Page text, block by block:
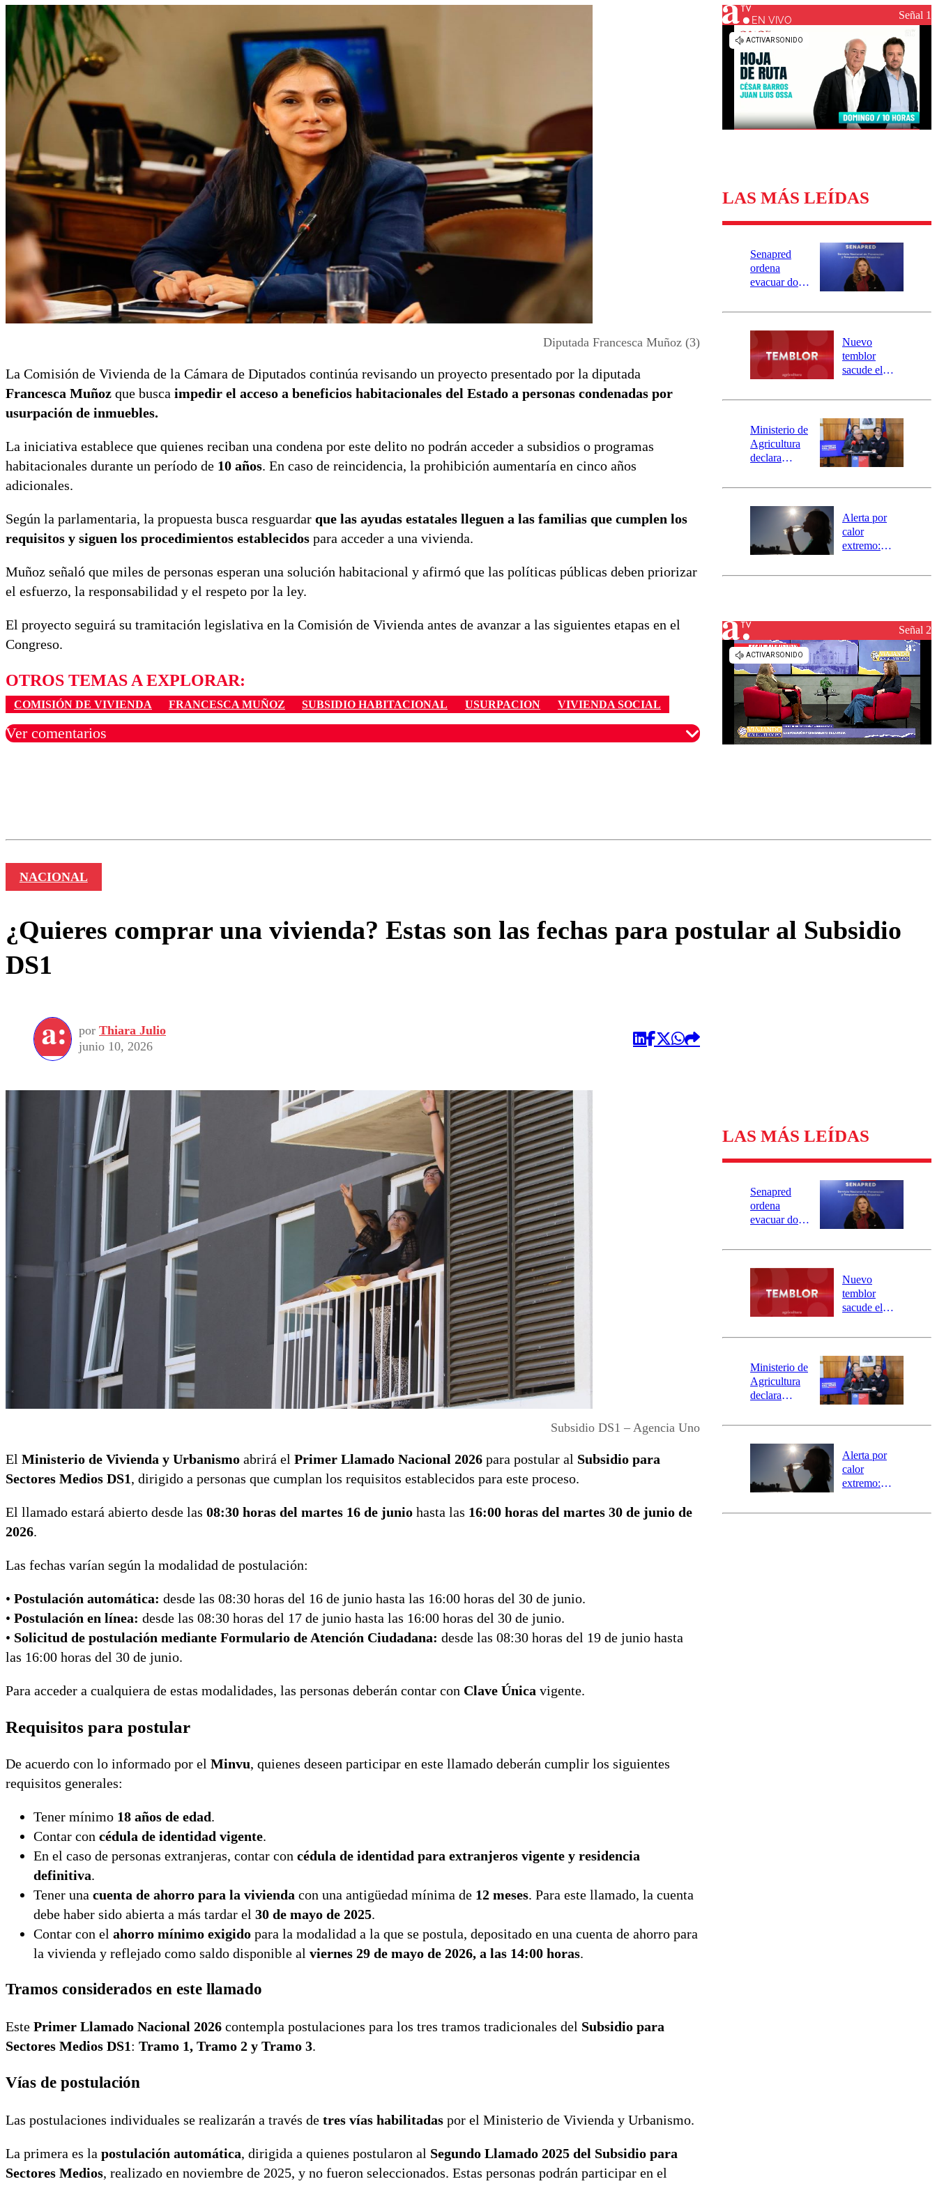
Universidad de Chile
Sustentabilidad
Diputada Francesca Muñoz (3)
La Comisión de Vivienda de la Cámara de Diputados continúa revisando un proyecto presentado por la diputada
Francesca Muñoz que busca impedir el acceso a beneficios habitacionales del Estado a personas condenadas por
usurpación de inmuebles.
La iniciativa establece que quienes reciban una condena por este delito no podrán acceder a subsidios o programas
habitacionales durante un período de 10 años. En caso de reincidencia, la prohibición aumentaría en cinco años
adicionales.
Según la parlamentaria, la propuesta busca resguardar que las ayudas estatales lleguen a las familias que cumplen los
requisitos y siguen los procedimientos establecidos para acceder a una vivienda.
Muñoz señaló que miles de personas esperan una solución habitacional y afirmó que las políticas públicas deben priorizar
el esfuerzo, la responsabilidad y el respeto por la ley.
El proyecto seguirá su tramitación legislativa en la Comisión de Vivienda antes de avanzar a las siguientes etapas en el
Congreso.
OTROS TEMAS A EXPLORAR:
COMISIÓN DE VIVIENDA FRANCESCA MUÑOZ SUBSIDIO HABITACIONAL USURPACION VIVIENDA SOCIAL
Ver comentarios
EN VIVO Señal 1
LAS MÁS LEÍDAS
Senapred
ordena
evacuar dos
Carahue por
río Damas:
activa
mensajería
SAE
Nuevo
temblor
sacude el
revisa la
epicentro
Ministerio de
Agricultura
declara
agrícola para
Alerta por
calor
extremo:
activa Alerta
Señal 2
NACIONAL
¿Quieres comprar una vivienda? Estas son las fechas para postular al Subsidio
DS1
por Thiara Julio
junio 10, 2026
Subsidio DS1 – Agencia Uno
El Ministerio de Vivienda y Urbanismo abrirá el Primer Llamado Nacional 2026 para postular al Subsidio para
Sectores Medios DS1, dirigido a personas que cumplan los requisitos establecidos para este proceso.
El llamado estará abierto desde las 08:30 horas del martes 16 de junio hasta las 16:00 horas del martes 30 de junio de
2026.
Las fechas varían según la modalidad de postulación:
• Postulación automática: desde las 08:30 horas del 16 de junio hasta las 16:00 horas del 30 de junio.
• Postulación en línea: desde las 08:30 horas del 17 de junio hasta las 16:00 horas del 30 de junio.
• Solicitud de postulación mediante Formulario de Atención Ciudadana: desde las 08:30 horas del 19 de junio hasta
las 16:00 horas del 30 de junio.
Para acceder a cualquiera de estas modalidades, las personas deberán contar con Clave Única vigente.
Requisitos para postular
De acuerdo con lo informado por el Minvu, quienes deseen participar en este llamado deberán cumplir los siguientes
requisitos generales:
Tener mínimo 18 años de edad.
Contar con cédula de identidad vigente.
En el caso de personas extranjeras, contar con cédula de identidad para extranjeros vigente y residencia
definitiva.
Tener una cuenta de ahorro para la vivienda con una antigüedad mínima de 12 meses. Para este llamado, la cuenta
debe haber sido abierta a más tardar el 30 de mayo de 2025.
Contar con el ahorro mínimo exigido para la modalidad a la que se postula, depositado en una cuenta de ahorro para
la vivienda y reflejado como saldo disponible al viernes 29 de mayo de 2026, a las 14:00 horas.
Tramos considerados en este llamado
Este Primer Llamado Nacional 2026 contempla postulaciones para los tres tramos tradicionales del Subsidio para
Sectores Medios DS1: Tramo 1, Tramo 2 y Tramo 3.
Vías de postulación
Las postulaciones individuales se realizarán a través de tres vías habilitadas por el Ministerio de Vivienda y Urbanismo.
La primera es la postulación automática, dirigida a quienes postularon al Segundo Llamado 2025 del Subsidio para
Sectores Medios, realizado en noviembre de 2025, y no fueron seleccionados. Estas personas podrán participar en el
LAS MÁS LEÍDAS
Senapred
ordena
evacuar dos
Carahue por
río Damas:
activa
mensajería
SAE
Nuevo
temblor
sacude el
revisa la
epicentro
Ministerio de
Agricultura
declara
agrícola para
Alerta por
calor
extremo:
activa Alerta